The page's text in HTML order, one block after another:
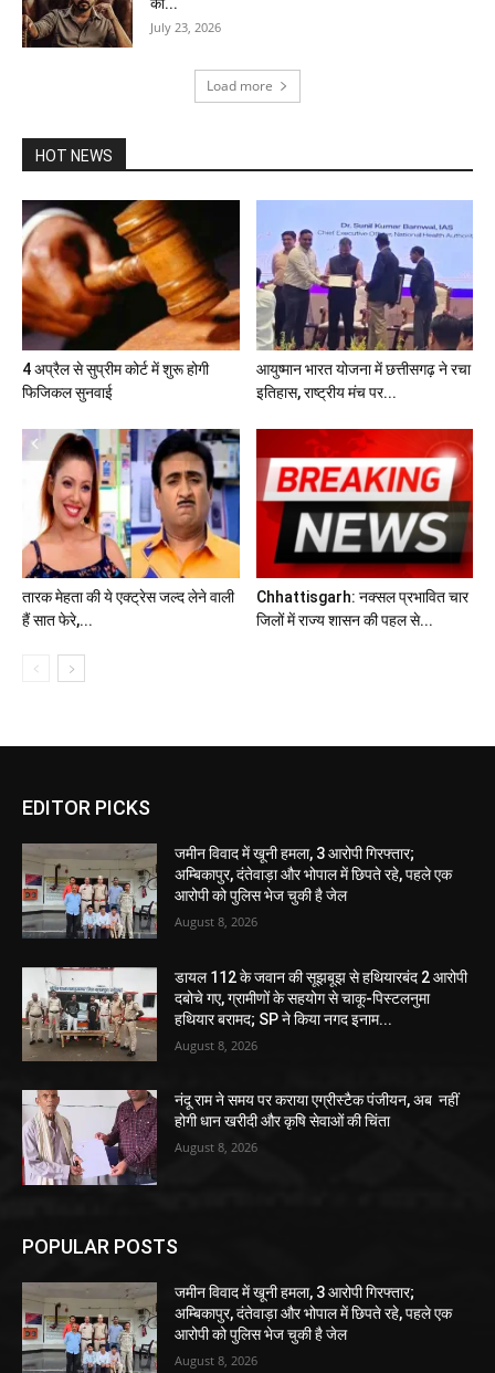
की...
July 23, 2026
Load more
HOT NEWS
4 अप्रैल से सुप्रीम कोर्ट में शुरू होगी
फिजिकल सुनवाई
आयुष्मान भारत योजना में छत्तीसगढ़ ने रचा
इतिहास, राष्ट्रीय मंच पर...
तारक मेहता की ये एक्ट्रेस जल्द लेने वाली
हैं सात फेरे,...
Chhattisgarh: नक्सल प्रभावित चार
जिलों में राज्य शासन की पहल से...
EDITOR PICKS
जमीन विवाद में खूनी हमला, 3 आरोपी गिरफ्तार;
अम्बिकापुर, दंतेवाड़ा और भोपाल में छिपते रहे, पहले एक
आरोपी को पुलिस भेज चुकी है जेल
August 8, 2026
डायल 112 के जवान की सूझबूझ से हथियारबंद 2 आरोपी
दबोचे गए, ग्रामीणों के सहयोग से चाकू-पिस्टलनुमा
हथियार बरामद; SP ने किया नगद इनाम...
August 8, 2026
नंदू राम ने समय पर कराया एग्रीस्टैक पंजीयन, अब नहीं
होगी धान खरीदी और कृषि सेवाओं की चिंता
August 8, 2026
POPULAR POSTS
जमीन विवाद में खूनी हमला, 3 आरोपी गिरफ्तार;
अम्बिकापुर, दंतेवाड़ा और भोपाल में छिपते रहे, पहले एक
आरोपी को पुलिस भेज चुकी है जेल
August 8, 2026